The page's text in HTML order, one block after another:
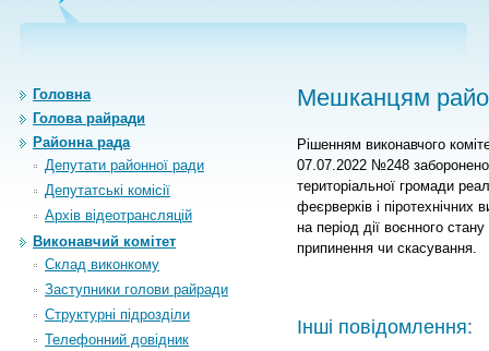
Головна
Голова райради
Районна рада
Депутати районної ради
Депутатські комісії
Архiв вiдеотрансляцiй
Виконавчий комітет
Склад виконкому
Заступники голови райради
Структурні підрозділи
Телефонний довідник
Мешканцям
Рішенням виконавчого
07.07.2022 №248 заборонено
територіальної громади
феєрверків і піротехнічних
на період дії воєнного
припинення чи скасування.
Інші повідомлення: